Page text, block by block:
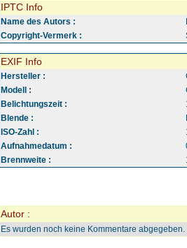
IPTC Info
Name des Autors :
Copyright-Vermerk :
EXIF Info
Hersteller :
Modell :
Belichtungszeit :
Blende :
ISO-Zahl :
Aufnahmedatum :
Brennweite :
Autor :
Es wurden noch keine Kommentare abgegeben.